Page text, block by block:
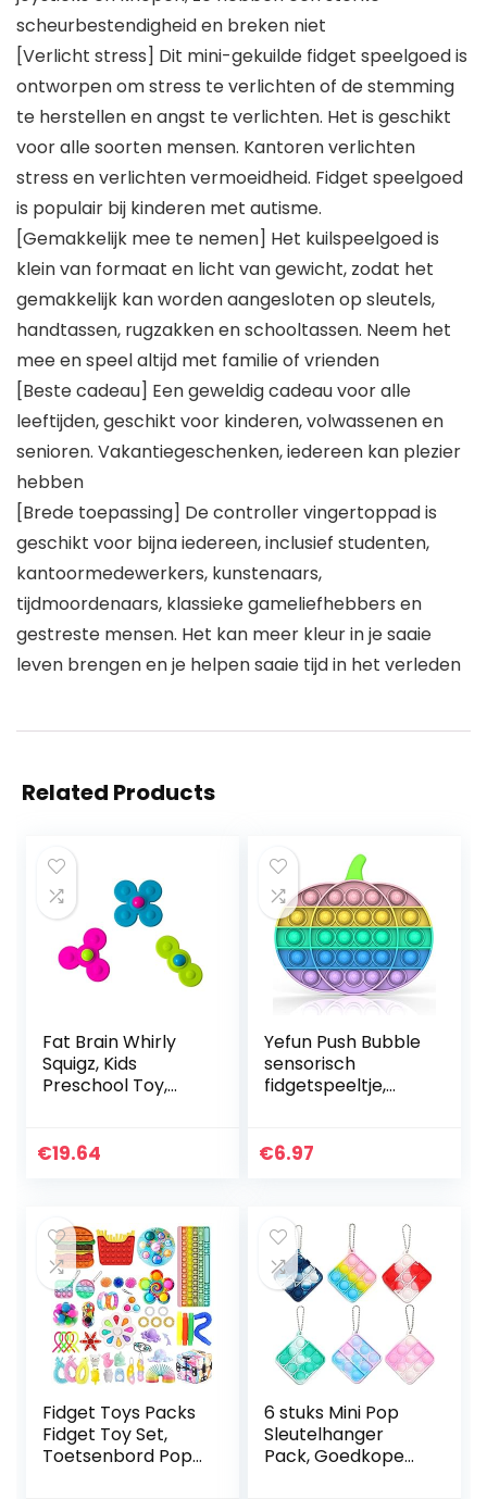
scheurbestendigheid en breken niet
[Verlicht stress] Dit mini-gekuilde fidget speelgoed is
ontworpen om stress te verlichten of de stemming
te herstellen en angst te verlichten. Het is geschikt
voor alle soorten mensen. Kantoren verlichten
stress en verlichten vermoeidheid. Fidget speelgoed
is populair bij kinderen met autisme.
[Gemakkelijk mee te nemen] Het kuilspeelgoed is
klein van formaat en licht van gewicht, zodat het
gemakkelijk kan worden aangesloten op sleutels,
handtassen, rugzakken en schooltassen. Neem het
mee en speel altijd met familie of vrienden
[Beste cadeau] Een geweldig cadeau voor alle
leeftijden, geschikt voor kinderen, volwassenen en
senioren. Vakantiegeschenken, iedereen kan plezier
hebben
[Brede toepassing] De controller vingertoppad is
geschikt voor bijna iedereen, inclusief studenten,
kantoormedewerkers, kunstenaars,
tijdmoordenaars, klassieke gameliefhebbers en
gestreste mensen. Het kan meer kleur in je saaie
leven brengen en je helpen saaie tijd in het verleden
Related Products
Fat Brain Whirly
Squigz, Kids
Preschool Toy,
Suction, Toy
€19.64
Yefun Push Bubble
sensorisch
fidgetspeeltje,
behoeften stil
€6.97
Fidget Toys Packs
Fidget Toy Set,
Toetsenbord Pop
6 stuks Mini Pop
Sleutelhanger
Pack, Goedkope